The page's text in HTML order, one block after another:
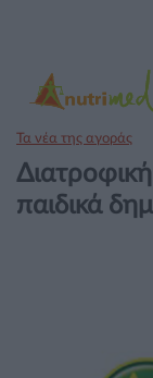
Τα νέα της αγοράς
παιδικά